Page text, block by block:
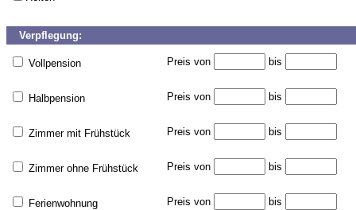
Verpflegung:
Vollpension Preis von bis
Halbpension Preis von bis
Zimmer mit Frühstück Preis von bis
Zimmer ohne Frühstück Preis von bis
Ferienwohnung Preis von bis